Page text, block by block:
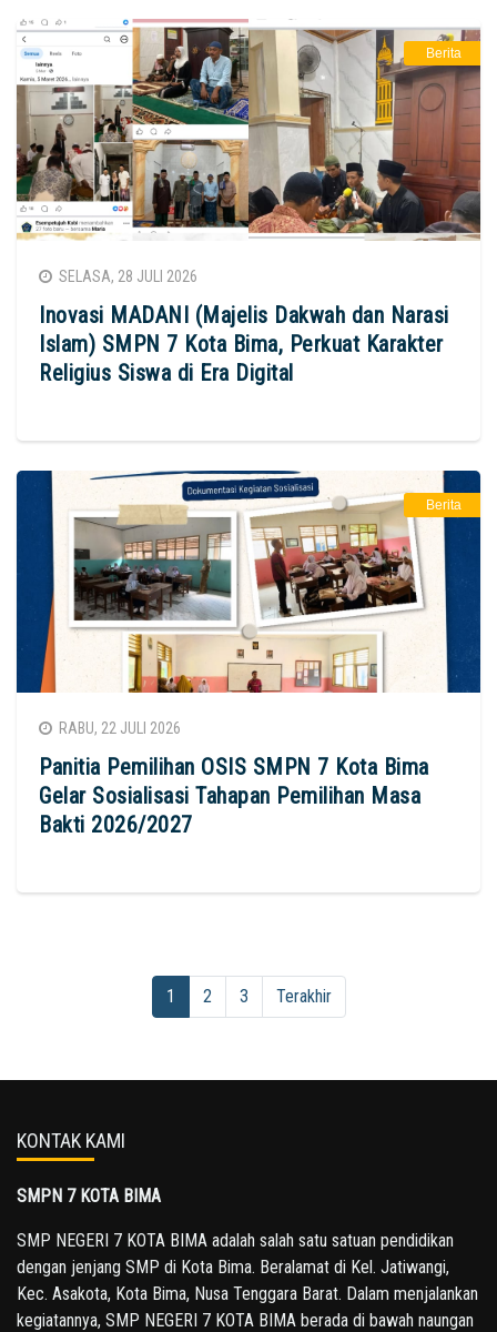
Berita
SELASA, 28 JULI 2026
Inovasi MADANI (Majelis Dakwah dan Narasi
Islam) SMPN 7 Kota Bima, Perkuat Karakter
Religius Siswa di Era Digital
Berita
RABU, 22 JULI 2026
Panitia Pemilihan OSIS SMPN 7 Kota Bima
Gelar Sosialisasi Tahapan Pemilihan Masa
Bakti 2026/2027
1 2 3 Terakhir
KONTAK KAMI
SMPN 7 KOTA BIMA
SMP NEGERI 7 KOTA BIMA adalah salah satu satuan pendidikan
dengan jenjang SMP di Kota Bima. Beralamat di Kel. Jatiwangi,
Kec. Asakota, Kota Bima, Nusa Tenggara Barat. Dalam menjalankan
kegiatannya, SMP NEGERI 7 KOTA BIMA berada di bawah naungan